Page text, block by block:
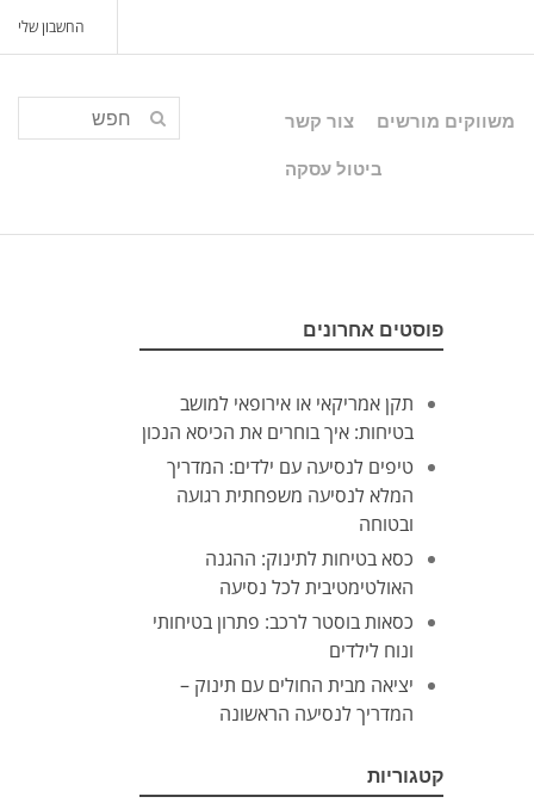
החשבון שלי
משווקים מורשים
צור קשר
ביטול עסקה
פוסטים אחרונים
תקן אמריקאי או אירופאי למושב
בטיחות: איך בוחרים את הכיסא הנכון
טיפים לנסיעה עם ילדים: המדריך
המלא לנסיעה משפחתית רגועה
ובטוחה
כסא בטיחות לתינוק: ההגנה
האולטימטיבית לכל נסיעה
כסאות בוסטר לרכב: פתרון בטיחותי
ונוח לילדים
יציאה מבית החולים עם תינוק –
המדריך לנסיעה הראשונה
קטגוריות